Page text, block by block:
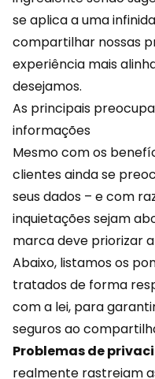
se aplica a uma
compartilhar nossas
experiência mais
desejamos.
As principais
informações
Mesmo com os
clientes ainda se
seus dados – e com
inquietações sejam
marca deve priorizar
Abaixo, listamos os
tratados de forma
com a lei, para
seguros ao
Problemas de
realmente rastreiam